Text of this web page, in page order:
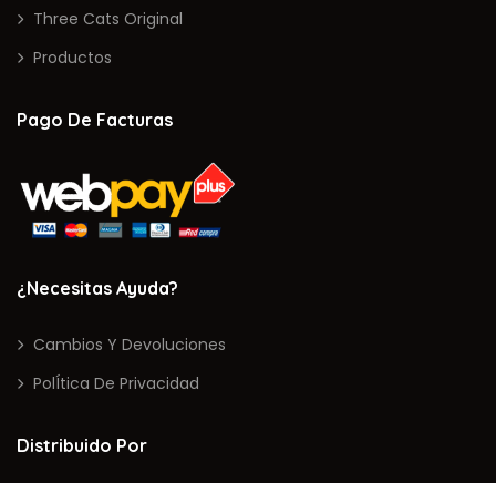
Three Cats Original
Productos
Pago De Facturas
¿Necesitas Ayuda?
Cambios Y Devoluciones
PolÍtica De Privacidad
Distribuido Por